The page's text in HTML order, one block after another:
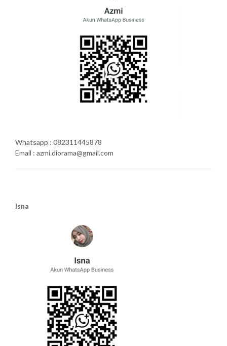
Whatsapp : 082311445878
Email : azmi.diorama@gmail.com
Isna